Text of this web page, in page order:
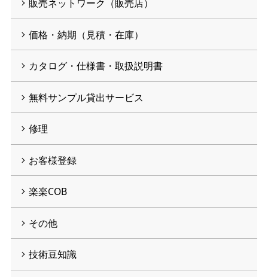
販売ネットワーク（販売店）
価格・納期（見積・在庫）
カタログ・仕様書・取扱説明書
無料サンプル貸出サービス
修理
お客様登録
楽楽COB
その他
技術豆知識